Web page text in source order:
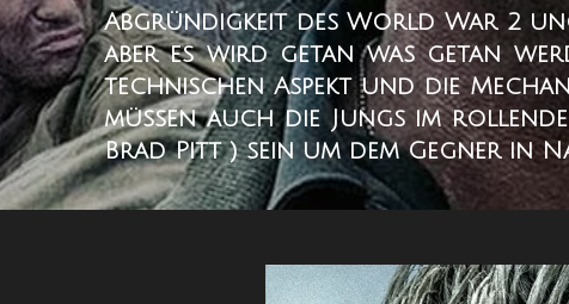
Abgründigkeit des World War 2
aber es wird getan was getan
technischen Aspekt und die
müssen auch die Jungs im
Brad Pitt ) sein um dem Gegner in